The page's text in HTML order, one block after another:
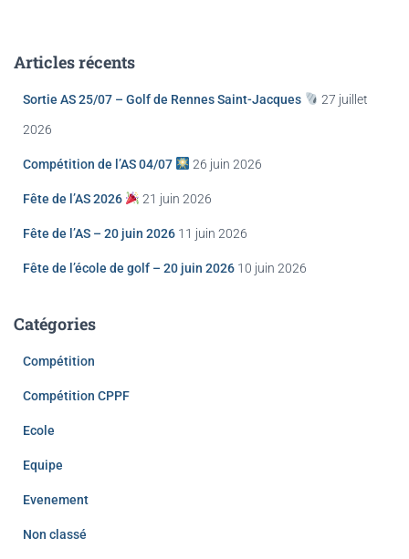
Articles récents
Sortie AS 25/07 – Golf de Rennes Saint-Jacques 27 juillet
2026
Compétition de l’AS 04/07 26 juin 2026
Fête de l’AS 2026 21 juin 2026
Fête de l’AS – 20 juin 2026 11 juin 2026
Fête de l’école de golf – 20 juin 2026 10 juin 2026
Catégories
Compétition
Compétition CPPF
Ecole
Equipe
Evenement
Non classé